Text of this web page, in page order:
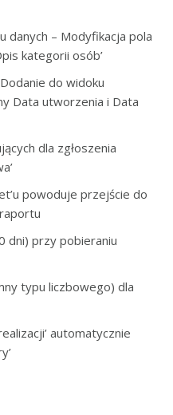
danych – Modyfikacja pola
kategorii osób’
do widoku
Data utworzenia i Data
dla zgłoszenia
powoduje przejście do
dni) przy pobieraniu
typu liczbowego) dla
automatycznie